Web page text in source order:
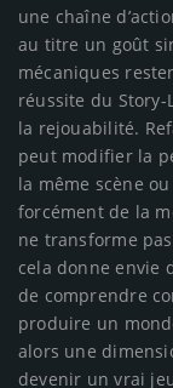
une chaîne
au titre un goût
mécaniques
réussite du
la rejouabilité.
peut modifier la
la même scène
forcément de la
ne transforme
cela donne envie
de comprendre
produire un
alors une
devenir un vrai